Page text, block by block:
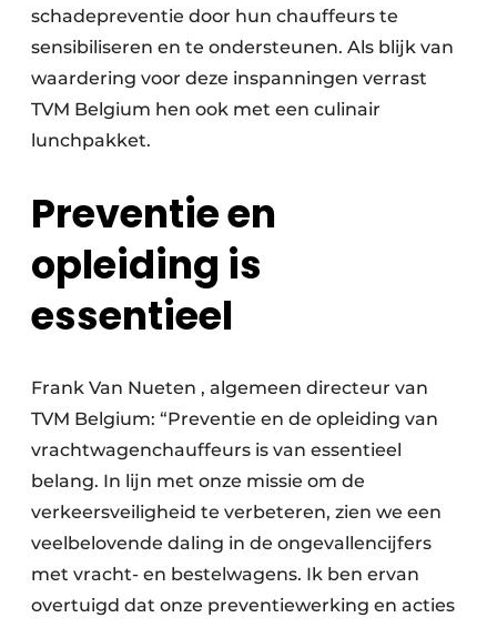
schadepreventie door hun chauffeurs te
sensibiliseren en te ondersteunen. Als blijk van
waardering voor deze inspanningen verrast
TVM Belgium hen ook met een culinair
lunchpakket.
Preventie en
opleiding is
essentieel
Frank Van Nueten , algemeen directeur van
TVM Belgium: “Preventie en de opleiding van
vrachtwagenchauffeurs is van essentieel
belang. In lijn met onze missie om de
verkeersveiligheid te verbeteren, zien we een
veelbelovende daling in de ongevallencijfers
met vracht- en bestelwagens. Ik ben ervan
overtuigd dat onze preventiewerking en acties